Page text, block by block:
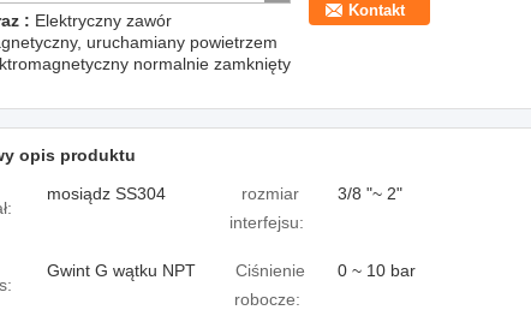
: Elektryczny zawór
uruchamiany powietrzem
normalnie zamknięty
Kontakt
opis produktu
mosiądz SS304
rozmiar
interfejsu:
3/8 "~ 2"
Gwint G wątku NPT
Ciśnienie
robocze:
0 ~ 10 bar